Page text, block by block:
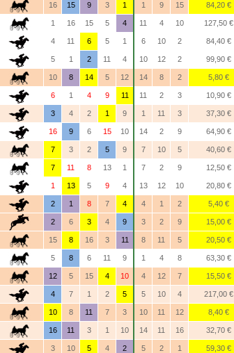
16 15 9 3 1 1 9 15 84,20 €
1 16 15 5 4 11 4 10 127,50 €
4 11 6 5 1 6 10 2 84,40 €
5 1 2 11 4 10 12 2 99,90 €
10 8 14 5 12 14 8 2 5,80 €
6 1 4 9 11 11 2 3 10,90 €
3 4 2 1 9 1 11 3 37,30 €
16 9 6 15 10 14 2 9 64,90 €
7 3 2 5 9 7 10 5 40,60 €
7 11 8 13 1 7 2 9 12,50 €
1 13 5 9 4 13 12 10 20,80 €
2 1 8 7 4 4 1 2 5,40 €
2 6 3 4 9 3 2 9 15,00 €
15 8 16 3 11 8 11 5 20,50 €
5 8 6 11 9 1 4 8 63,30 €
12 5 15 4 10 4 12 7 15,50 €
4 7 1 2 5 5 10 4 217,00 €
10 8 11 7 3 10 11 12 8,40 €
16 11 3 1 10 14 11 16 32,70 €
3 10 5 4 2 5 2 1 59,30 €